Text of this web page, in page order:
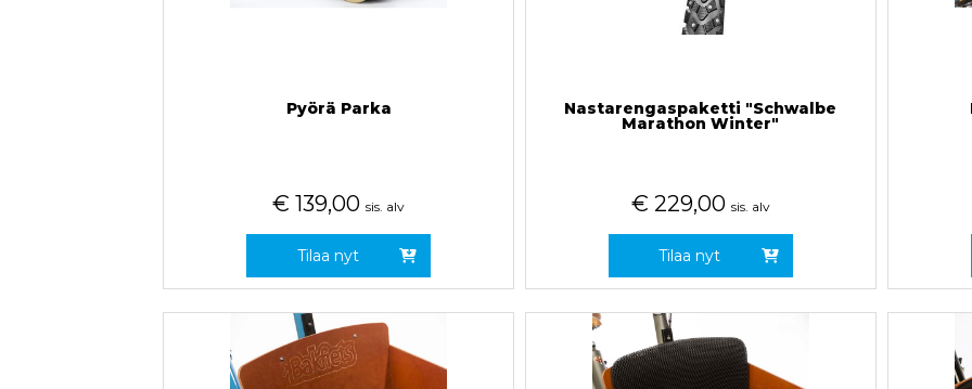
Pyörä Parka
€ 139,00 sis. alv
Tilaa nyt
Nastarengaspaketti "Schwalbe
Marathon Winter"
€ 229,00 sis. alv
Tilaa nyt